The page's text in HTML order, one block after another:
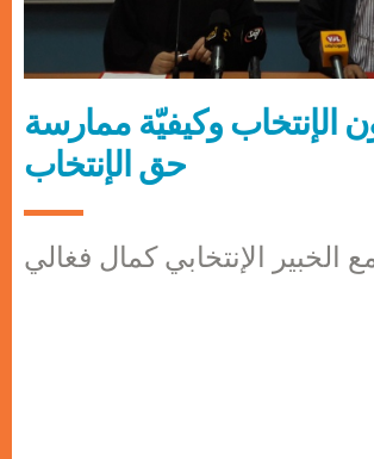
الإنتخاب وكيفيّة ممارسة
حق الإنتخاب
الخبير الإنتخابي كمال فغالي